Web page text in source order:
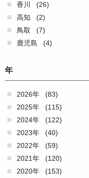
香川
(26)
高知
(2)
鳥取
(7)
鹿児島
(4)
年
2026年
(83)
2025年
(115)
2024年
(122)
2023年
(40)
2022年
(59)
2021年
(120)
2020年
(153)